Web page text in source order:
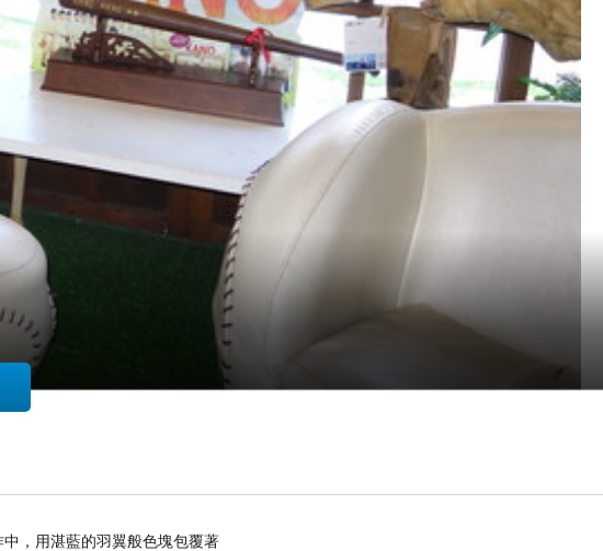
，用湛藍的羽翼般色塊包覆著